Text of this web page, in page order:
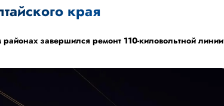
края
завершился ремонт 110-киловольтной линии